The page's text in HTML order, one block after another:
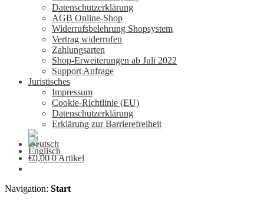
Datenschutzerklärung
AGB Online-Shop
Widerrufsbelehrung Shopsystem
Vertrag widerrufen
Zahlungsarten
Shop-Erweiterungen ab Juli 2022
Support Anfrage
Juristisches
Impressum
Cookie-Richtlinie (EU)
Datenschutzerklärung
Erklärung zur Barrierefreiheit
€0,00 0 Artikel
Navigation: Start